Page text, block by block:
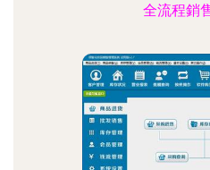
全流程銷